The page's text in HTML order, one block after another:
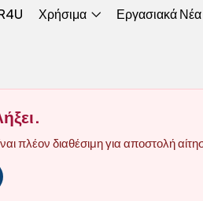
Χρήσιμα Εργασιακά Νέα
πλέον διαθέσιμη για αποστολή